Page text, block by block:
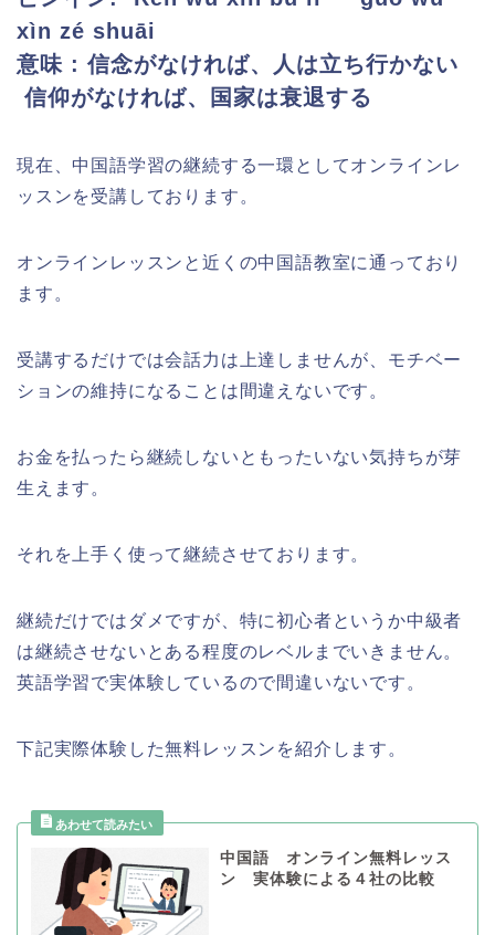
xìn zé shuāi
意味 : 信念がなければ、人は立ち行かない
信仰がなければ、国家は衰退する
現在、中国語学習の継続する一環としてオンラインレ
ッスンを受講しております。
オンラインレッスンと近くの中国語教室に通っており
ます。
受講するだけでは会話力は上達しませんが、モチベー
ションの維持になることは間違えないです。
お金を払ったら継続しないともったいない気持ちが芽
生えます。
それを上手く使って継続させております。
継続だけではダメですが、特に初心者というか中級者
は継続させないとある程度のレベルまでいきません。
英語学習で実体験しているので間違いないです。
下記実際体験した無料レッスンを紹介します。
中国語 オンライン無料レッス
ン 実体験による４社の比較